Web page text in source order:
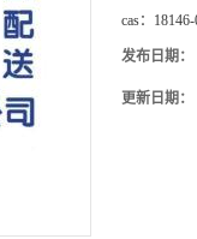
cas：
发布日期：
更新日期：